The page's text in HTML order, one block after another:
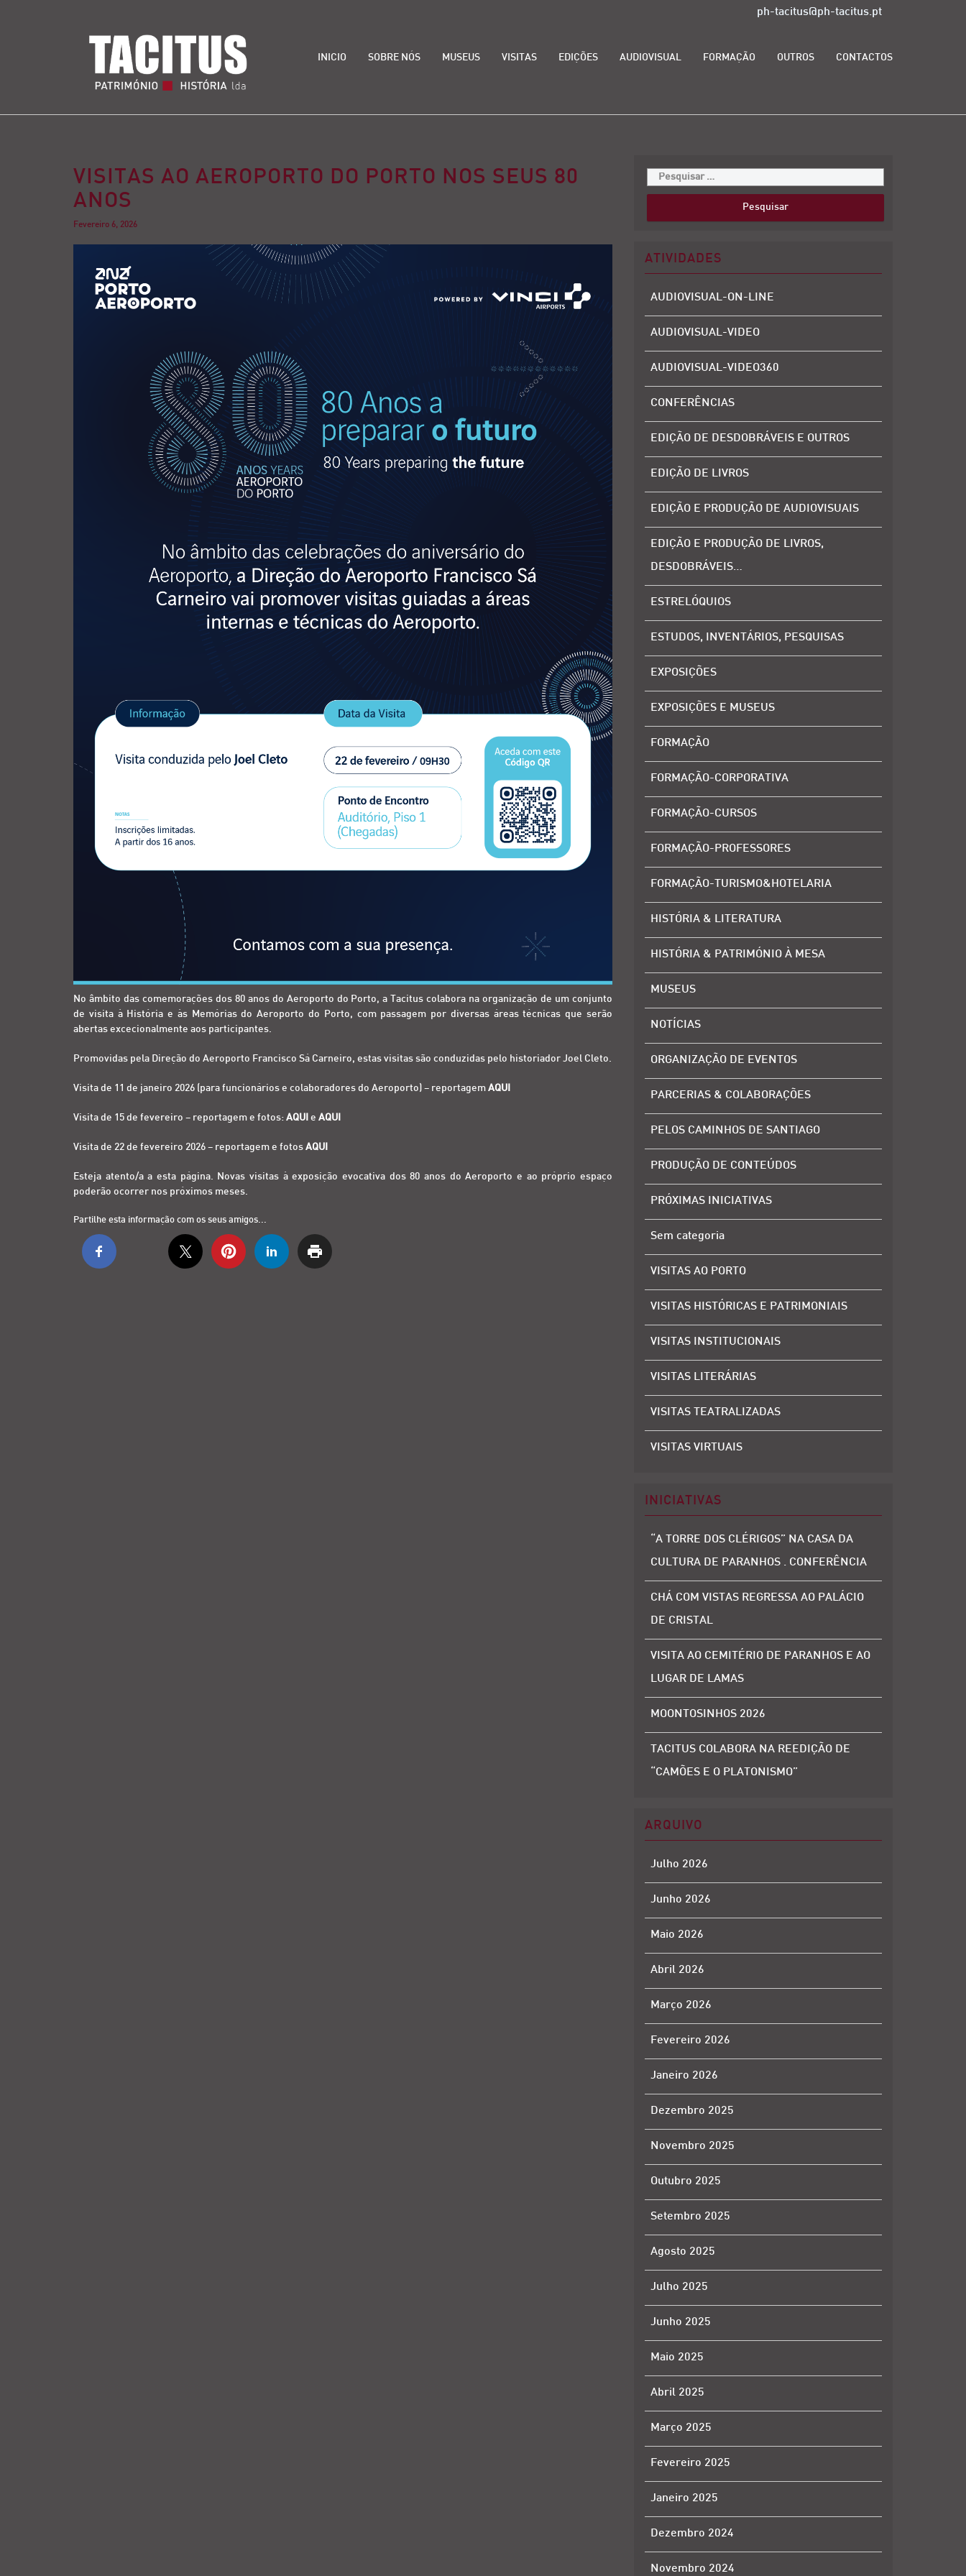
ph-tacitus@ph-tacitus.pt
INICIO SOBRE NÓS MUSEUS VISITAS EDIÇÕES AUDIOVISUAL FORMAÇÃO OUTROS CONTACTOS
VISITAS AO AEROPORTO DO PORTO NOS SEUS 80
ANOS
Fevereiro 6, 2026
No âmbito das comemorações dos 80 anos do Aeroporto do Porto, a Tacitus colabora na organização de um conjunto
de visita à História e às Memórias do Aeroporto do Porto, com passagem por diversas áreas técnicas que serão
abertas excecionalmente aos participantes.
Promovidas pela Direção do Aeroporto Francisco Sá Carneiro, estas visitas são conduzidas pelo historiador Joel Cleto.
Visita de 11 de janeiro 2026 (para funcionários e colaboradores do Aeroporto) – reportagem AQUI
Visita de 15 de fevereiro – reportagem e fotos: AQUI e AQUI
Visita de 22 de fevereiro 2026 – reportagem e fotos AQUI
Esteja atento/a a esta página. Novas visitas à exposição evocativa dos 80 anos do Aeroporto e ao próprio espaço
poderão ocorrer nos próximos meses.
Partilhe esta informação com os seus amigos...
ATIVIDADES
AUDIOVISUAL-ON-LINE
AUDIOVISUAL-VIDEO
AUDIOVISUAL-VIDEO360
CONFERÊNCIAS
EDIÇÃO DE DESDOBRÁVEIS E OUTROS
EDIÇÃO DE LIVROS
EDIÇÃO E PRODUÇÃO DE AUDIOVISUAIS
EDIÇÃO E PRODUÇÃO DE LIVROS,
DESDOBRÁVEIS…
ESTRELÓQUIOS
ESTUDOS, INVENTÁRIOS, PESQUISAS
EXPOSIÇÕES
EXPOSIÇÕES E MUSEUS
FORMAÇÃO
FORMAÇÃO-CORPORATIVA
FORMAÇÃO-CURSOS
FORMAÇÃO-PROFESSORES
FORMAÇÃO-TURISMO&HOTELARIA
HISTÓRIA & LITERATURA
HISTÓRIA & PATRIMÓNIO À MESA
MUSEUS
NOTÍCIAS
ORGANIZAÇÃO DE EVENTOS
PARCERIAS & COLABORAÇÕES
PELOS CAMINHOS DE SANTIAGO
PRODUÇÃO DE CONTEÚDOS
PRÓXIMAS INICIATIVAS
Sem categoria
VISITAS AO PORTO
VISITAS HISTÓRICAS E PATRIMONIAIS
VISITAS INSTITUCIONAIS
VISITAS LITERÁRIAS
VISITAS TEATRALIZADAS
VISITAS VIRTUAIS
INICIATIVAS
“A TORRE DOS CLÉRIGOS” NA CASA DA
CULTURA DE PARANHOS . CONFERÊNCIA
CHÁ COM VISTAS REGRESSA AO PALÁCIO
DE CRISTAL
VISITA AO CEMITÉRIO DE PARANHOS E AO
LUGAR DE LAMAS
MOONTOSINHOS 2026
TACITUS COLABORA NA REEDIÇÃO DE
“CAMÕES E O PLATONISMO”
ARQUIVO
Julho 2026
Junho 2026
Maio 2026
Abril 2026
Março 2026
Fevereiro 2026
Janeiro 2026
Dezembro 2025
Novembro 2025
Outubro 2025
Setembro 2025
Agosto 2025
Julho 2025
Junho 2025
Maio 2025
Abril 2025
Março 2025
Fevereiro 2025
Janeiro 2025
Dezembro 2024
Novembro 2024